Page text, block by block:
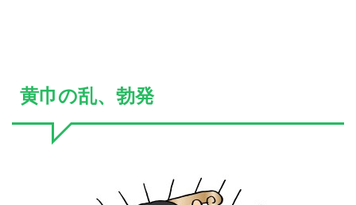
黄巾の乱、勃発